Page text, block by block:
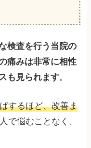
検査を行う当院の
痛みは非常に相性
も見られます。
するほど、改善ま
で悩むことなく、